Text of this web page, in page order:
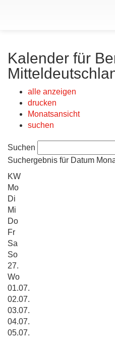
Kalender für
alle anzeigen
drucken
Monatsansicht
suchen
Suchen
Suchergebnis für Datum
KW
Mo
Di
Mi
Do
Fr
Sa
So
27.
Wo
01.07.
02.07.
03.07.
04.07.
05.07.